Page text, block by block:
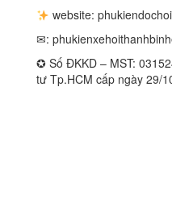
website:
✉:
✪ Số ĐKKD – MST:
tư Tp.HCM cấp ngày 29/